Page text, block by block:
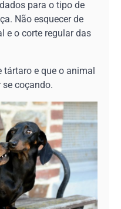
para o tipo de
Não esquecer de
e o corte regular das
tártaro e que o animal
coçando.